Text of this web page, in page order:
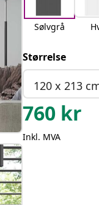
Sølvgrå
Størrelse
120 x 213
760 kr
Inkl. MVA